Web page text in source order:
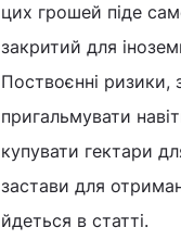
цих грошей піде
закритий для
Поствоєнні ризики,
пригальмувати
купувати гектари
застави для
йдеться в статті.